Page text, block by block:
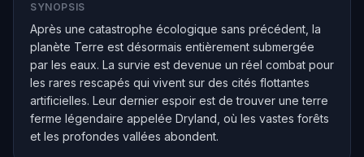
SYNOPSIS
Après une catastrophe écologique sans précédent, la
planète Terre est désormais entièrement submergée
par les eaux. La survie est devenue un réel combat pour
les rares rescapés qui vivent sur des cités flottantes
artificielles. Leur dernier espoir est de trouver une terre
ferme légendaire appelée Dryland, où les vastes forêts
et les profondes vallées abondent.